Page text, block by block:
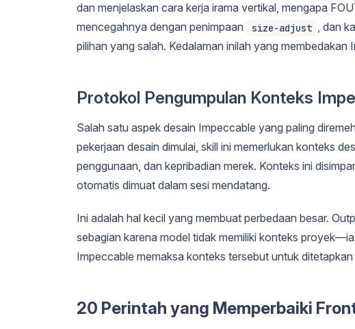
dan menjelaskan cara kerja irama vertikal, mengapa
mencegahnya dengan penimpaan
size-adjust , dan
pilihan yang salah. Kedalaman inilah yang
Protokol Pengumpulan Konteks
Salah satu aspek desain Impeccable yang paling
pekerjaan desain dimulai, skill ini memerlukan konteks
penggunaan, dan kepribadian merek. Konteks ini
otomatis dimuat dalam sesi mendatang.
Ini adalah hal kecil yang membuat perbedaan besar.
sebagian karena model tidak memiliki konteks
Impeccable memaksa konteks tersebut untuk ditetapkan
20 Perintah yang Memperbaiki